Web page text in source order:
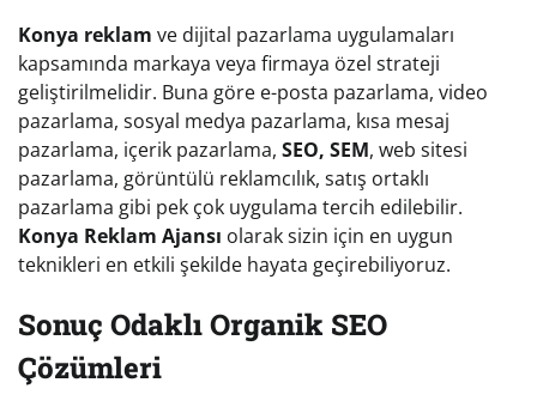
Konya reklam ve dijital pazarlama uygulamaları
kapsamında markaya veya firmaya özel strateji
geliştirilmelidir. Buna göre e-posta pazarlama, video
pazarlama, sosyal medya pazarlama, kısa mesaj
pazarlama, içerik pazarlama, SEO, SEM, web sitesi
pazarlama, görüntülü reklamcılık, satış ortaklı
pazarlama gibi pek çok uygulama tercih edilebilir.
Konya Reklam Ajansı olarak sizin için en uygun
teknikleri en etkili şekilde hayata geçirebiliyoruz.
Sonuç Odaklı Organik SEO
Çözümleri